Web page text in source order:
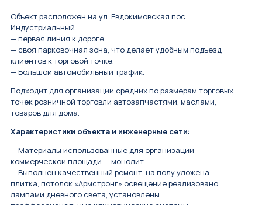
Объект расположен на ул. Евдокимовская пос.
Индустриальный
— первая линия к дороге
— своя парковочная зона, что делает удобным подъезд
клиентов к торговой точке.
— Большой автомобильный трафик.
Подходит для организации средних по размерам торговых
точек розничной торговли автозапчастями, маслами,
товаров для дома.
Характеристики объекта и инженерные сети:
— Материалы использованные для организации
коммерческой площади — монолит
— Выполнен качественный ремонт, на полу уложена
плитка, потолок «Армстронг» освещение реализовано
лампами дневного света, установлены